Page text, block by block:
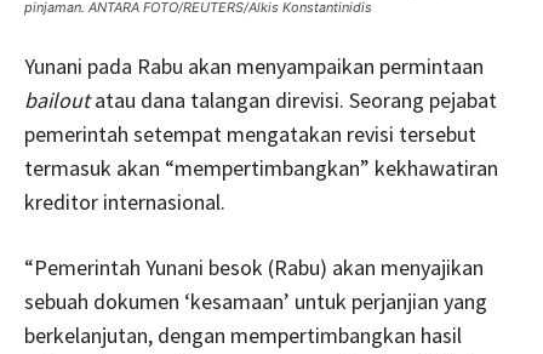
pinjaman. ANTARA FOTO/REUTERS/Alkis Konstantinidis
Yunani pada Rabu akan menyampaikan permintaan
bailoutatau dana talangan direvisi. Seorang pejabat
pemerintah setempat mengatakan revisi tersebut
termasuk akan “mempertimbangkan” kekhawatiran
kreditor internasional.
“Pemerintah Yunani besok (Rabu) akan menyajikan
sebuah dokumen ‘kesamaan’ untuk perjanjian yang
berkelanjutan, dengan mempertimbangkan hasil